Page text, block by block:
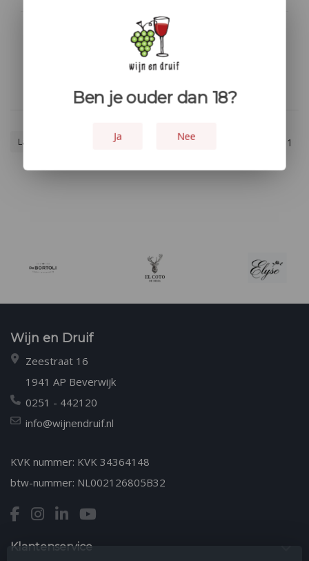
Geen producten gevonden!...
Laagste prijs 1
Wijn en Druif
Zeestraat 16
1941 AP Beverwijk
0251 - 442120
info@wijnendruif.nl
KVK nummer: KVK 34364148
btw-nummer: NL002126805B32
Klantenservice
Ben je ouder dan 18?
Ja Nee